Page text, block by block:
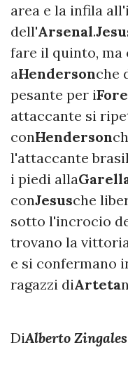
area e la infila
dell'Arsenal.
fare il quinto, ma
aHendersonche
pesante per i
attaccante si
conHenderson
l'attaccante
i piedi alla
conJesusche
sotto l'incrocio
trovano la
e si confermano
ragazzi diArteta
DiAlberto Zingales